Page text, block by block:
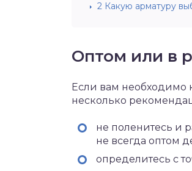
2 Какую арматуру
Оптом или в
Если вам необходимо
несколько
не поленитесь и
не всегда оптом
определитесь с